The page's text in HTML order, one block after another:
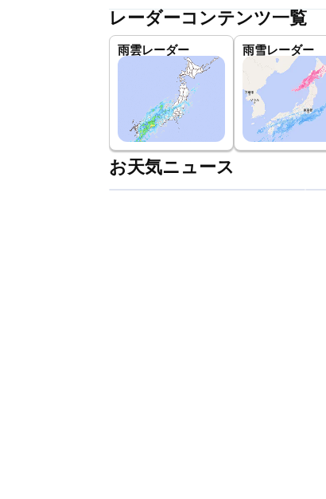
レーダーコンテンツ一覧
雨雲レーダー 雨雪レーダー
お天気ニュース